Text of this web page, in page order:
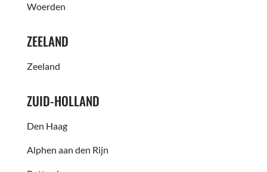
Woerden
ZEELAND
Zeeland
ZUID-HOLLAND
Den Haag
Alphen aan den Rijn